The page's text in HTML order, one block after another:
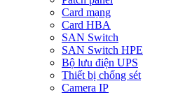
Card mạng
Card HBA
SAN Switch
SAN Switch HPE
Bộ lưu điện UPS
Thiết bị chống sét
Camera IP